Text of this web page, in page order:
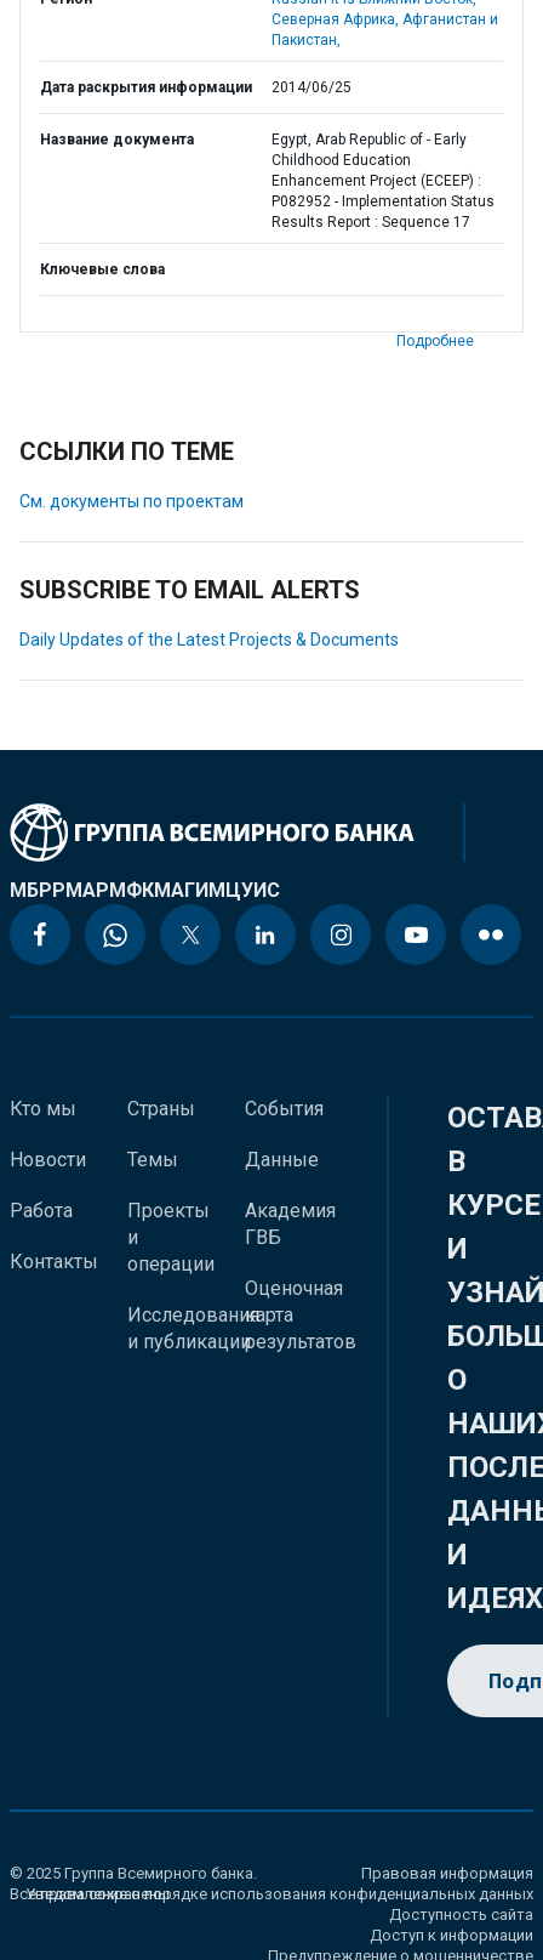
Северная Африка, Афганистан и
Пакистан,
Дата раскрытия информации 2014/06/25
Название документа
Egypt, Arab Republic of - Early
Childhood Education
Enhancement Project (ECEEP) :
P082952 - Implementation Status
Results Report : Sequence 17
Ключевые слова
Подробнее
ССЫЛКИ ПО ТЕМЕ
См. документы по проектам
SUBSCRIBE TO EMAIL ALERTS
Daily Updates of the Latest Projects & Documents
МБРРМАРМФКМАГИМЦУИС
Кто мы
Новости
Работа
Контакты
Страны
Темы
Проекты
и
операции
Исследования
и публикации
События
Данные
Академия
ГВБ
Оценочная
карта
результатов
В
КУРСЕ
И
О
И
ИДЕЯХ
© 2025 Группа Всемирного банка.
Все права сохранены.
Правовая информация
Уведомление о порядке использования конфиденциальных данных
Доступность сайта
Доступ к информации
Предупреждение о мошенничестве